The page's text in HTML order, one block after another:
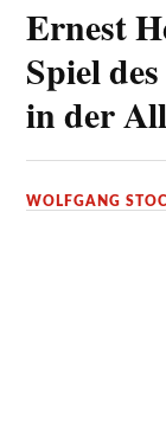
Ernest
Spiel
in der
WOLFGANG